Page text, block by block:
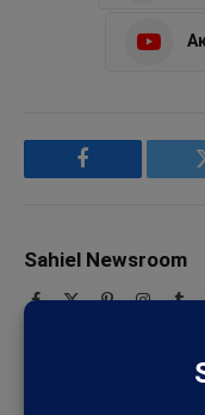
Facebook
Sahiel Newsroom
Facebook
X
Pinterest
και ανάλυσης με